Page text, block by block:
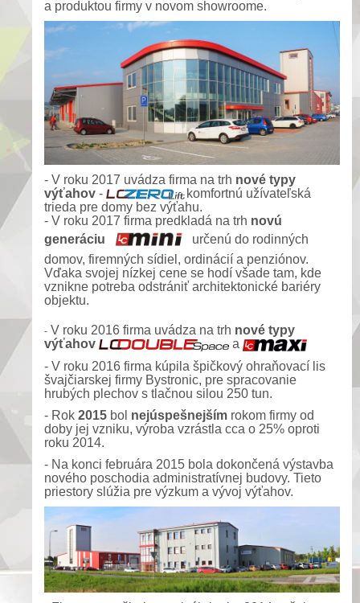
a produktou firmy v novom showroome.
- V roku 2017 uvádza firma na trh nové typy
výťahov -
komfortnú užívateľská
trieda pre domy bez výťahu.
- V roku 2017 firma predkladá na trh novú
generáciu
určenú do rodinných
domov, firemných sídiel, ordinácií a penziónov.
Vďaka svojej nízkej cene se hodí všade tam, kde
vznikne potreba odstrániť architektonické bariéry
objektu.
- V roku 2016 firma uvádza na trh nové typy
výťahov
a
- V roku 2016 firma kúpila špičkový ohraňovací lis
švajčiarskej firmy Bystronic, pre spracovanie
hrubých plechov s tlačnou silou 250 tun.
- Rok 2015 bol nejúspešnejším rokom firmy od
doby jej vzniku, výroba vzrástla cca o 25% oproti
roku 2014.
- Na konci februára 2015 bola dokončená výstavba
nového poschodia administratívnej budovy. Tieto
priestory slúžia pre výzkum a vývoj výťahov.